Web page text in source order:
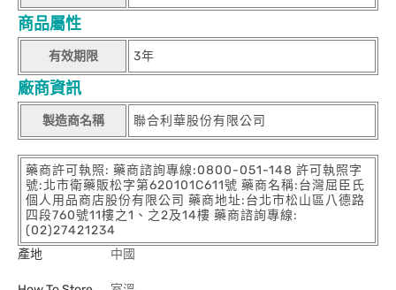
商品屬性
有效期限 3年
廠商資訊
製造商名稱 聯合利華股份有限公司
藥商許可執照: 藥商諮詢專線:0800-051-148 許可執照字
號:北市衛藥販松字第620101C611號 藥商名稱:台灣屈臣氏
個人用品商店股份有限公司 藥商地址:台北市松山區八德路
四段760號11樓之1、之2及14樓 藥商諮詢專線:
(02)27421234
產地
中國